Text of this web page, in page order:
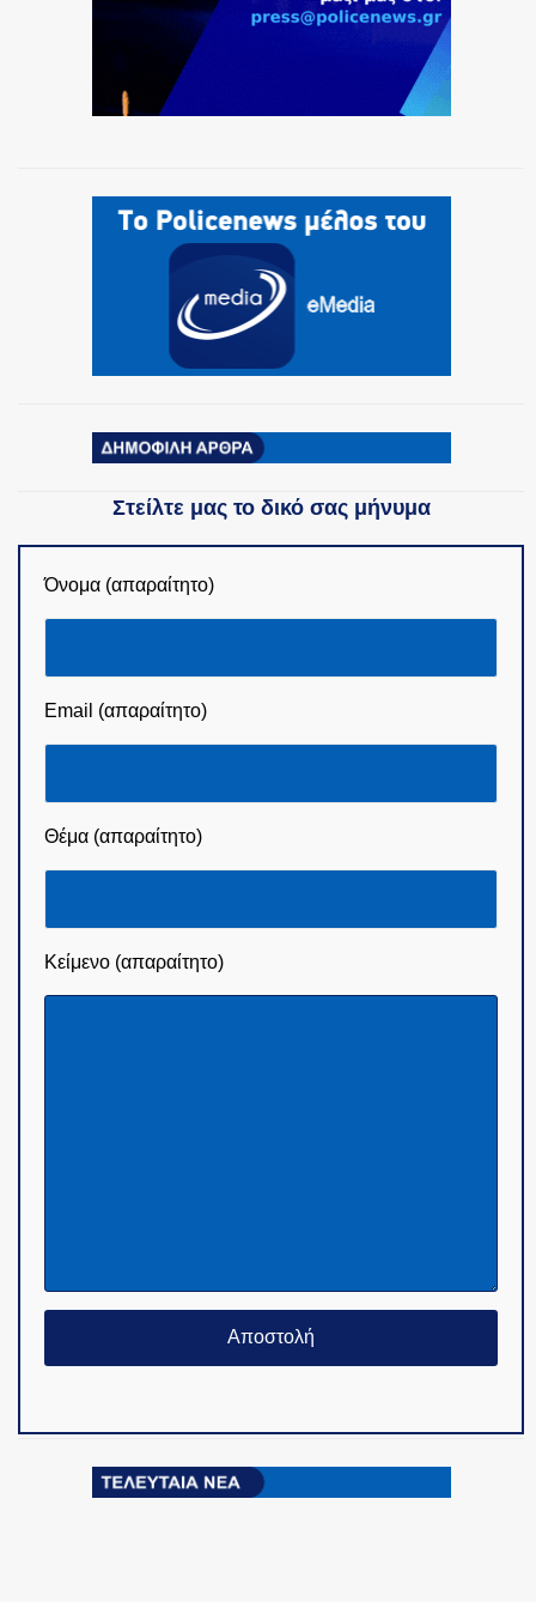
Στείλτε μας το δικό σας μήνυμα
Όνομα (απαραίτητο)
Email (απαραίτητο)
Θέμα (απαραίτητο)
Κείμενο (απαραίτητο)